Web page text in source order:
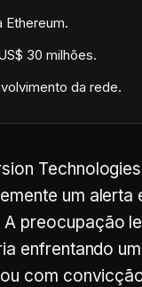
Ethereum.
30 milhões.
da rede.
um alerta
A preocupação
enfrentando
com